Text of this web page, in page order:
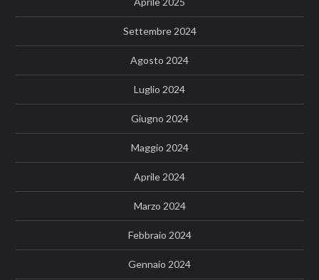
Settembre 2024
Agosto 2024
Luglio 2024
Giugno 2024
Maggio 2024
Aprile 2024
Marzo 2024
Febbraio 2024
Gennaio 2024